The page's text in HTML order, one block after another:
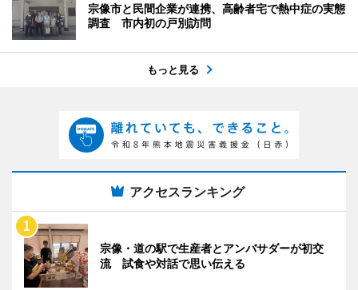
宗像市と民間企業が連携、高齢者宅で熱中症の実態
調査 市内初の戸別訪問
もっと見る
アクセスランキング
宗像・道の駅で生産者とアンバサダーが初交
流 試食や対話で思い伝える